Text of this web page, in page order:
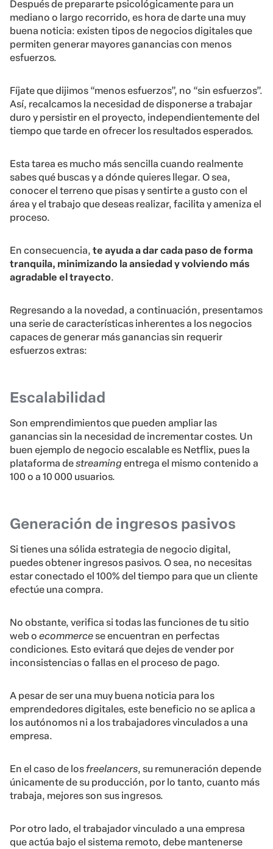
Después de prepararte psicológicamente para un
mediano o largo recorrido, es hora de darte una muy
buena noticia: existen tipos de negocios digitales que
permiten generar mayores ganancias con menos
esfuerzos.
Fíjate que dijimos “menos esfuerzos”, no “sin esfuerzos”.
Así, recalcamos la necesidad de disponerse a trabajar
duro y persistir en el proyecto, independientemente del
tiempo que tarde en ofrecer los resultados esperados.
Esta tarea es mucho más sencilla cuando realmente
sabes qué buscas y a dónde quieres llegar. O sea,
conocer el terreno que pisas y sentirte a gusto con el
área y el trabajo que deseas realizar, facilita y ameniza el
proceso.
En consecuencia, te ayuda a dar cada paso de forma
tranquila, minimizando la ansiedad y volviendo más
agradable el trayecto.
Regresando a la novedad, a continuación, presentamos
una serie de características inherentes a los negocios
capaces de generar más ganancias sin requerir
esfuerzos extras:
Escalabilidad
Son emprendimientos que pueden ampliar las
ganancias sin la necesidad de incrementar costes. Un
buen ejemplo de negocio escalable es Netflix, pues la
plataforma destreamingentrega el mismo contenido a
100 o a 10 000 usuarios.
Generación de ingresos pasivos
Si tienes una sólida estrategia de negocio digital,
puedes obtener ingresos pasivos. O sea, no necesitas
estar conectado el 100% del tiempo para que un cliente
efectúe una compra.
No obstante, verifica si todas las funciones de tu sitio
web o ecommercese encuentran en perfectas
condiciones. Esto evitará que dejes de vender por
inconsistencias o fallas en el proceso de pago.
A pesar de ser una muy buena noticia para los
emprendedores digitales, este beneficio no se aplica a
los autónomos ni a los trabajadores vinculados a una
empresa.
En el caso de losfreelancers, su remuneración depende
únicamente de su producción, por lo tanto, cuanto más
trabaja, mejores son sus ingresos.
Por otro lado, el trabajador vinculado a una empresa
que actúa bajo el sistema remoto, debe mantenerse